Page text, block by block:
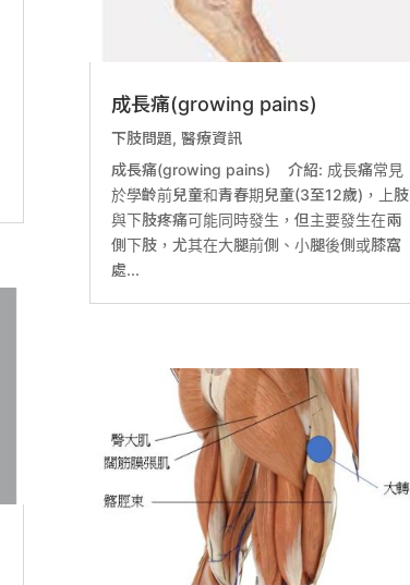
成長痛(growing pains)
下肢問題, 醫療資訊
成長痛(growing pains) 介紹: 成長痛常見
於學齡前兒童和青春期兒童(3至12歲)，上肢
與下肢疼痛可能同時發生，但主要發生在兩
側下肢，尤其在大腿前側、小腿後側或膝窩
處...